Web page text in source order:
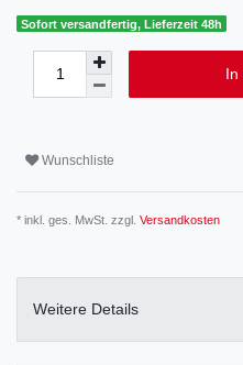
Sofort versandfertig, Lieferzeit 48h
In
Wunschliste
* inkl. ges. MwSt. zzgl. Versandkosten
Weitere Details